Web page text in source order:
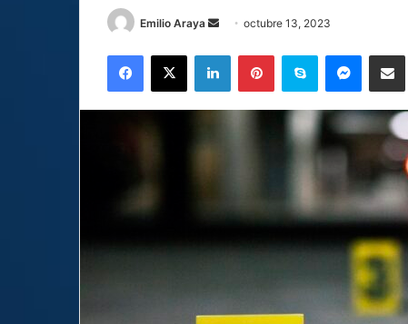
Emilio Araya
Sendoctubre 13, 2023
Facebook
X LinkedInPinterestSkype